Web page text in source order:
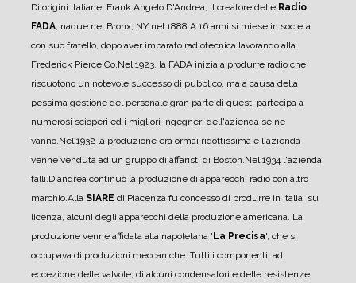
Di origini italiane, Frank Angelo D'Andrea, il creatore delle Radio
FADA , naque nel Bronx, NY nel 1888. A 16 anni si miese in società
con suo fratello, dopo aver imparato radiotecnica lavorando alla
Frederick Pierce Co. Nel 1923, la FADA inizia a produrre radio che
riscuotono un notevole successo di pubblico, ma a causa della
pessima gestione del personale gran parte di questi partecipa a
numerosi scioperi ed i migliori ingegneri dell'azienda se ne
vanno. Nel 1932 la produzione era ormai ridottissima e l'azienda
venne venduta ad un gruppo di affaristi di Boston. Nel 1934 l'azienda
fallì. D'andrea continuò la produzione di apparecchi radio con altro
marchio. Alla SIARE di Piacenza fu concesso di produrre in Italia, su
licenza, alcuni degli apparecchi della produzione americana. La
produzione venne affidata alla napoletana 'La Precisa', che si
occupava di produzioni meccaniche. Tutti i componenti, ad
eccezione delle valvole, di alcuni condensatori e delle resistenze,